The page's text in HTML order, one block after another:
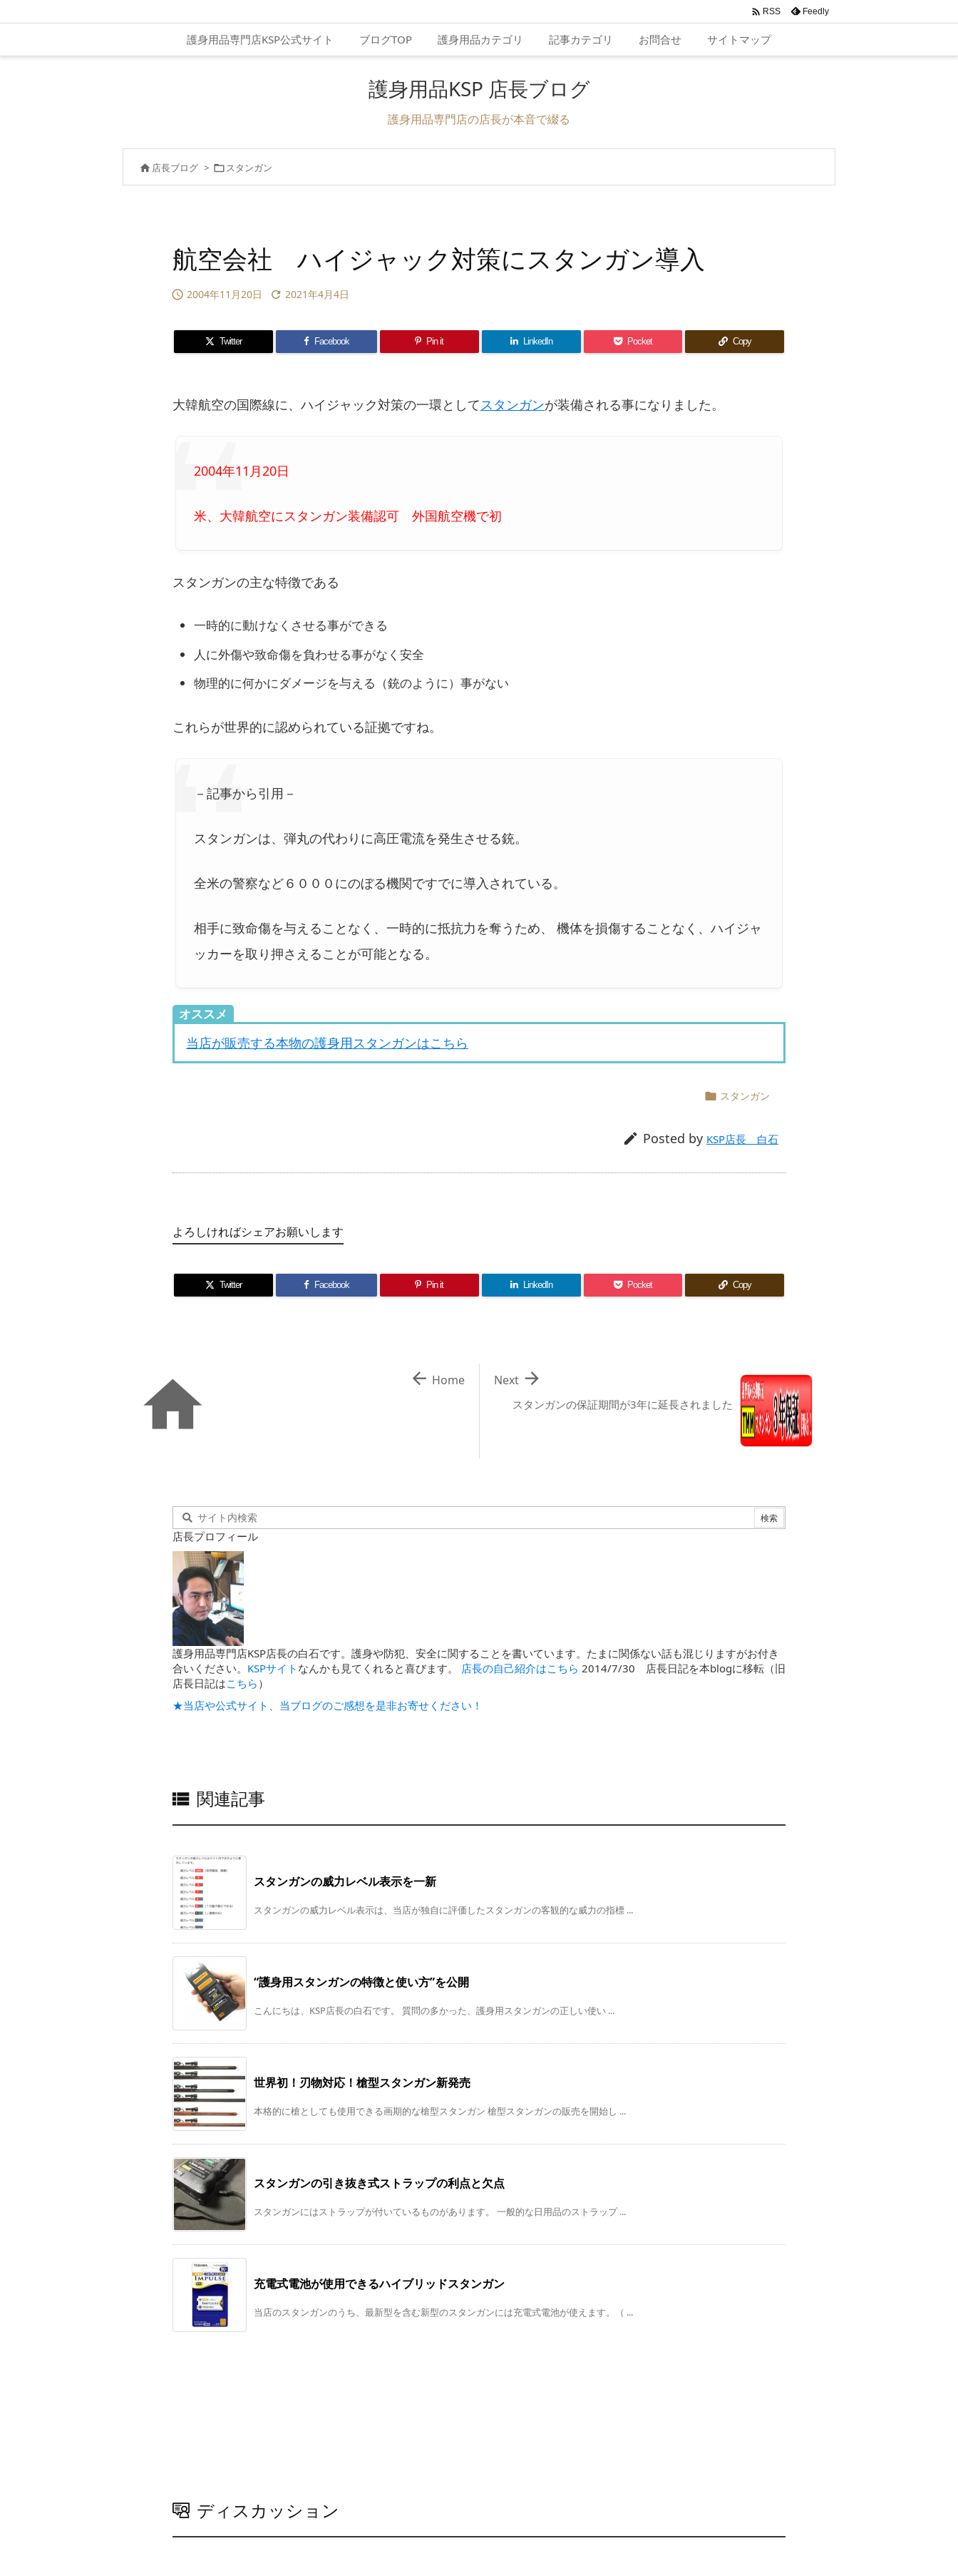
護身用品専門店KSP公式サイト ブログTOP 護身用品カテゴリ 記事カテゴリ お問合せ サイトマップ
 RSS Feedly
護身用品KSP 店長ブログ
護身用品専門店の店長が本音で綴る
 店長ブログ > スタンガン
航空会社 ハイジャック対策にスタンガン導入
 2004年11月20日  2021年4月4日
Twitter Facebook Pin it LinkedIn Pocket Copy
大韓航空の国際線に、ハイジャック対策の一環としてスタンガンが装備される事になりました。
2004年11月20日
米、大韓航空にスタンガン装備認可 外国航空機で初
スタンガンの主な特徴である
一時的に動けなくさせる事ができる
人に外傷や致命傷を負わせる事がなく安全
物理的に何かにダメージを与える（銃のように）事がない
これらが世界的に認められている証拠ですね。
－記事から引用－
スタンガンは、弾丸の代わりに高圧電流を発生させる銃。
全米の警察など６０００にのぼる機関ですでに導入されている。
相手に致命傷を与えることなく、一時的に抵抗力を奪うため、 機体を損傷することなく、ハイジャ
ッカーを取り押さえることが可能となる。
オススメ
当店が販売する本物の護身用スタンガンはこちら
 スタンガン
 Posted by KSP店長 白石
よろしければシェアお願いします
Twitter Facebook Pin it LinkedIn Pocket Copy
スタンガンの保証期間が3年に延長されました

Next
  Home
店長プロフィール
護身用品専門店KSP店長の白石です。護身や防犯、安全に関することを書いています。たまに関係ない話も混じりますがお付き
合いください。 KSPサイト なんかも見てくれると喜びます。 店長の自己紹介はこちら 2014/7/30 店長日記を本blogに移転（旧
店長日記はこちら ）
★当店や公式サイト、当ブログのご感想を是非お寄せください！
 関連記事
スタンガンの威力レベル表示を一新
スタンガンの威力レベル表示は、当店が独自に評価したスタンガンの客観的な威力の指標 ...
“護身用スタンガンの特徴と使い方”を公開
こんにちは、KSP店長の白石です。 質問の多かった、護身用スタンガンの正しい使い ...
世界初！刃物対応！槍型スタンガン新発売
本格的に槍としても使用できる画期的な槍型スタンガン 槍型スタンガンの販売を開始し ...
スタンガンの引き抜き式ストラップの利点と欠点
スタンガンにはストラップが付いているものがあります。 一般的な日用品のストラップ ...
充電式電池が使用できるハイブリッドスタンガン
当店のスタンガンのうち、最新型を含む新型のスタンガンには充電式電池が使えます。（ ...
ディスカッション